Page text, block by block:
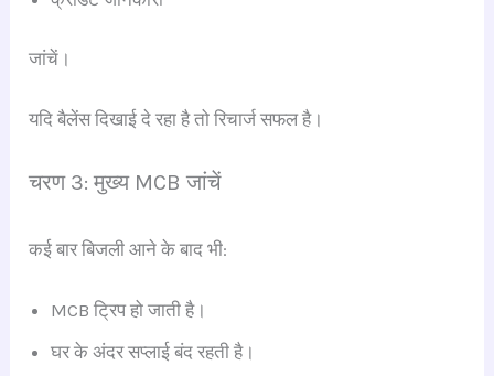
जांचें।
यदि बैलेंस दिखाई दे रहा है तो रिचार्ज सफल है।
चरण 3: मुख्य MCB जांचें
कई बार बिजली आने के बाद भी:
MCB ट्रिप हो जाती है।
घर के अंदर सप्लाई बंद रहती है।